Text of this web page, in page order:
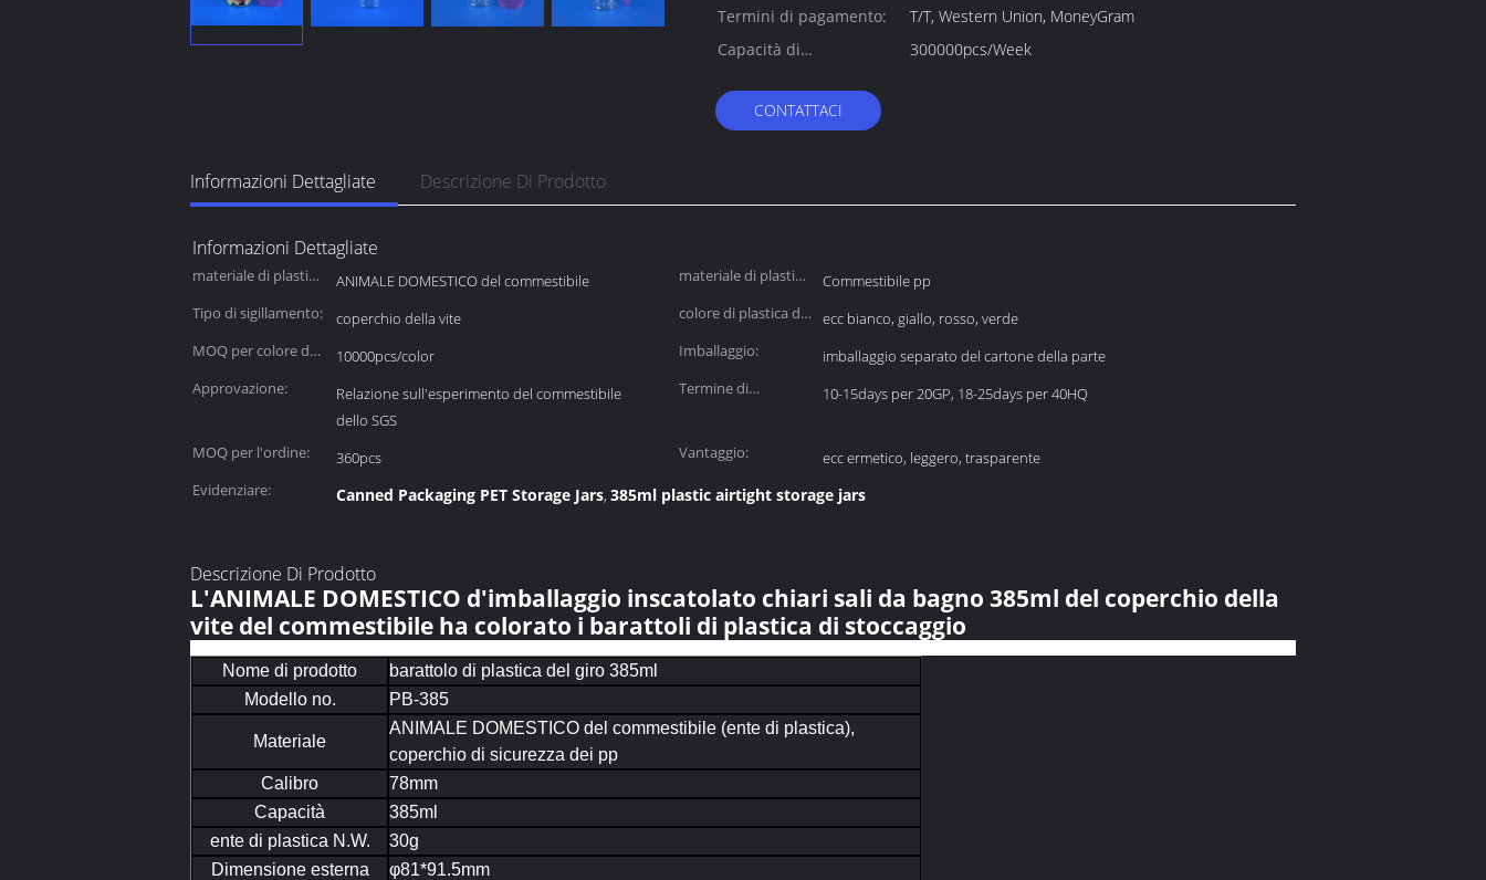
Termini di pagamento:
T/T, Western Union, MoneyGram
Capacità di
300000pcs/Week
CONTATTACI
Informazioni Dettagliate Descrizione Di Prodotto
Informazioni Dettagliate
materiale di plastica
ANIMALE DOMESTICO del commestibile
materiale di plastica
Commestibile pp
Tipo di sigillamento:
coperchio della vite
colore di plastica del
ecc bianco, giallo, rosso, verde
MOQ per colore del
10000pcs/color Imballaggio:
imballaggio separato del cartone della parte
Approvazione:
Relazione sull'esperimento del commestibile
dello SGS
Termine di
10-15days per 20GP, 18-25days per 40HQ
MOQ per l'ordine: 360pcs Vantaggio:
ecc ermetico, leggero, trasparente
Evidenziare:
Canned Packaging PET Storage Jars, 385ml plastic airtight storage jars
Descrizione Di Prodotto
L'ANIMALE DOMESTICO d'imballaggio inscatolato chiari sali da bagno 385ml del coperchio della
vite del commestibile ha colorato i barattoli di plastica di stoccaggio
Nome di prodotto
barattolo di plastica del giro 385ml
Modello no.
PB-385
Materiale
ANIMALE DOMESTICO del commestibile (ente di plastica),
coperchio di sicurezza dei pp
Calibro
78mm
Capacità
385ml
ente di plastica N.W.
30g
Dimensione esterna
φ81*91.5mm